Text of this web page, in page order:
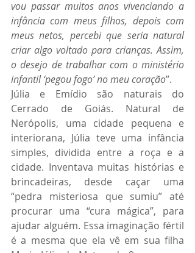
vou passar muitos anos vivenciando a
infância com meus filhos, depois com
meus netos, percebi que seria natural
criar algo voltado para crianças. Assim,
o desejo de trabalhar com o ministério
infantil ‘pegou fogo’ no meu coração”.
Júlia e Emídio são naturais do
Cerrado de Goiás. Natural de
Nerópolis, uma cidade pequena e
interiorana, Júlia teve uma infância
simples, dividida entre a roça e a
cidade. Inventava muitas histórias e
brincadeiras, desde caçar uma
“pedra misteriosa que sumiu” até
procurar uma “cura mágica”, para
ajudar alguém. Essa imaginação fértil
é a mesma que ela vê em sua filha